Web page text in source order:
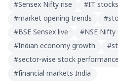
#Sensex Nifty rise #IT
#market opening trends #
#BSE Sensex live #NSE Nifty
#Indian economy growth #
#sector-wise stock performance
#financial markets India